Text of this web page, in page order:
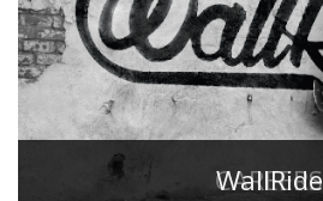
CAREERS
WallRide